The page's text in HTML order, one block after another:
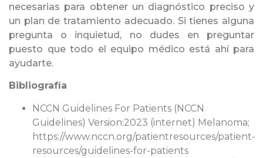
necesarias para obtener un diagnóstico preciso y
un plan de tratamiento adecuado. Si tienes alguna
pregunta o inquietud, no dudes en preguntar
puesto que todo el equipo médico está ahí para
ayudarte.
Bibliografía
NCCN Guidelines For Patients (NCCN
Guidelines) Version:2023 (internet) Melanoma;
https://www.nccn.org/patientresources/patient-
resources/guidelines-for-patients